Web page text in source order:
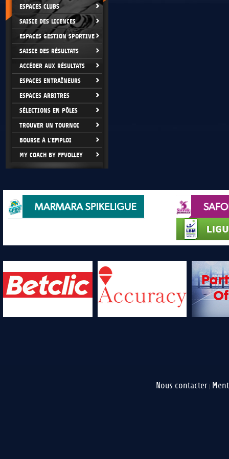
ESPACES CLUBS
SAISIE DES LICENCES
ESPACES GESTION SPORTIVE
SAISIE DES RÉSULTATS
ACCÉDER AUX RÉSULTATS
ESPACES ENTRAÎNEURS
ESPACES ARBITRES
SÉLECTIONS EN PÔLES
TROUVER UN TOURNOI
BOURSE À L'EMPLOI
MY COACH BY FFVOLLEY
Nous contacter |